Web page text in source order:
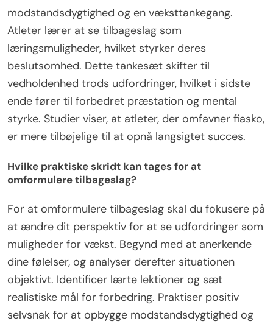
modstandsdygtighed og en væksttankegang.
Atleter lærer at se tilbageslag som
læringsmuligheder, hvilket styrker deres
beslutsomhed. Dette tankesæt skifter til
vedholdenhed trods udfordringer, hvilket i sidste
ende fører til forbedret præstation og mental
styrke. Studier viser, at atleter, der omfavner fiasko,
er mere tilbøjelige til at opnå langsigtet succes.
Hvilke praktiske skridt kan tages for at
omformulere tilbageslag?
For at omformulere tilbageslag skal du fokusere på
at ændre dit perspektiv for at se udfordringer som
muligheder for vækst. Begynd med at anerkende
dine følelser, og analyser derefter situationen
objektivt. Identificer lærte lektioner og sæt
realistiske mål for forbedring. Praktiser positiv
selvsnak for at opbygge modstandsdygtighed og